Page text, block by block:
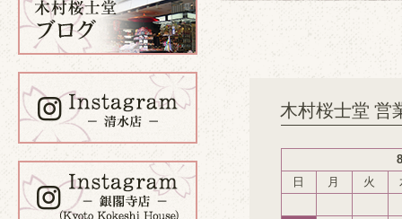
木村桜士堂 営
日
月 火